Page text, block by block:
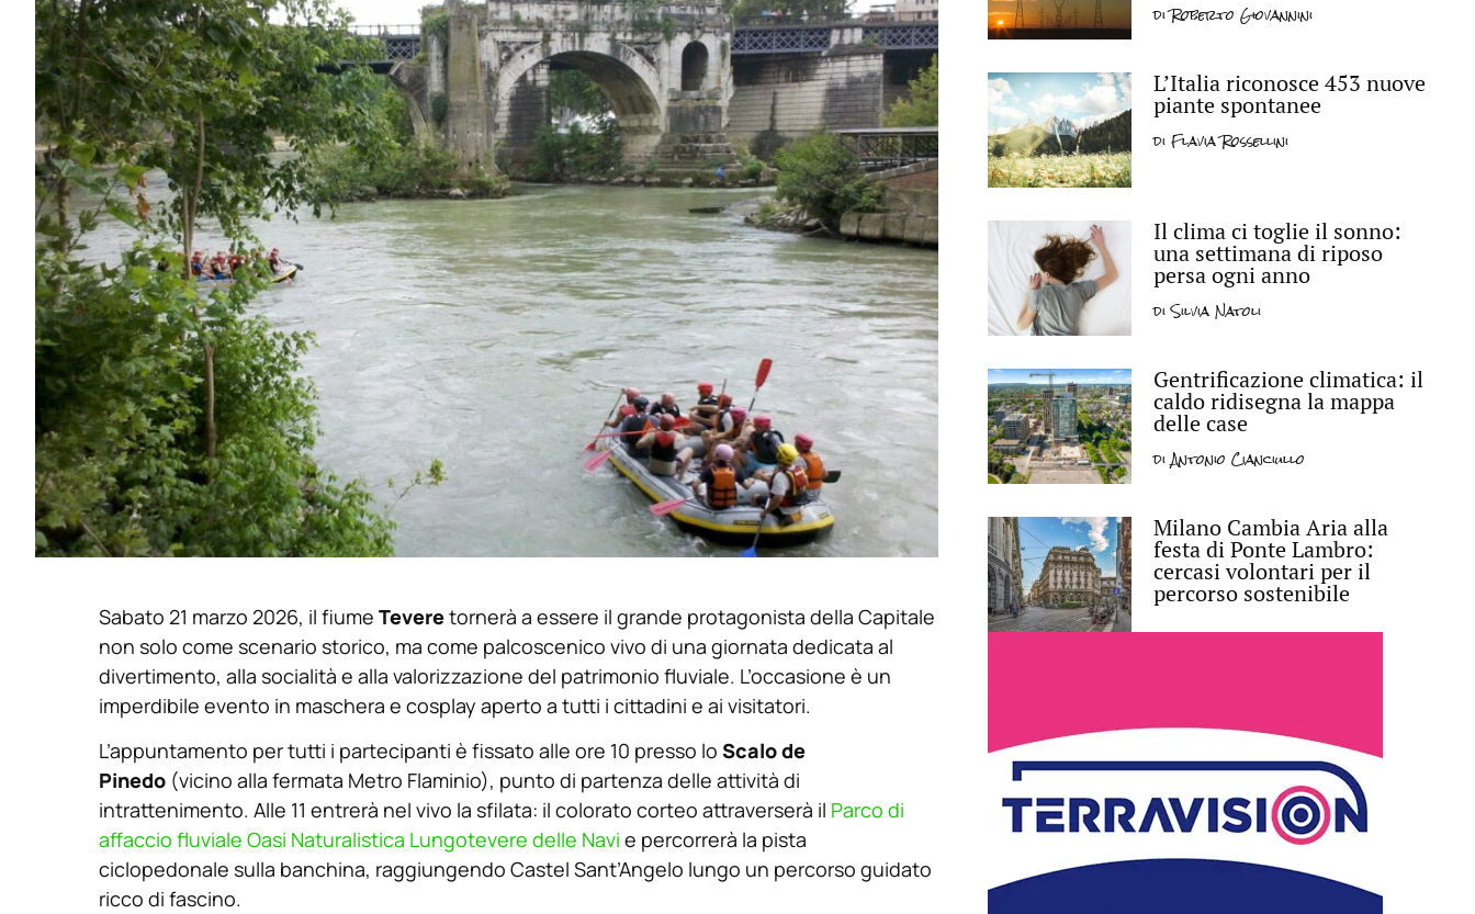
Sabato 21 marzo 2026, il fiume Teveretornerà a essere il grande protagonista della Capitale
non solo come scenario storico, ma come palcoscenico vivo di una giornata dedicata al
divertimento, alla socialità e alla valorizzazione del patrimonio fluviale. L’occasione è un
imperdibile evento in maschera e cosplay aperto a tutti i cittadini e ai visitatori.
L’appuntamento per tutti i partecipanti è fissato alle ore 10 presso lo Scalo de
Pinedo(vicino alla fermata Metro Flaminio), punto di partenza delle attività di
intrattenimento. Alle 11 entrerà nel vivo la sfilata: il colorato corteo attraverserà il Parco di
affaccio fluviale Oasi Naturalistica Lungotevere delle Navi e percorrerà la pista
ciclopedonale sulla banchina, raggiungendo Castel Sant’Angelo lungo un percorso guidato
ricco di fascino.
diRoberto Giovannini
L’Italia riconosce 453 nuove
piante spontanee
diFlavia Rossellini
Il clima ci toglie il sonno:
una settimana di riposo
persa ogni anno
diSilvia Natoli
Gentrificazione climatica: il
caldo ridisegna la mappa
delle case
diAntonio Cianciullo
Milano Cambia Aria alla
festa di Ponte Lambro:
cercasi volontari per il
percorso sostenibile